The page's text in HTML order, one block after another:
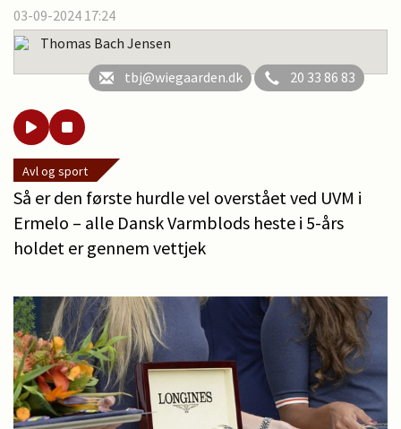
03-09-2024 17:24
Thomas Bach Jensen
tbj@wiegaarden.dk
20 33 86 83
Avl og sport
Så er den første hurdle vel overstået ved UVM i
Ermelo – alle Dansk Varmblods heste i 5-års
holdet er gennem vettjek